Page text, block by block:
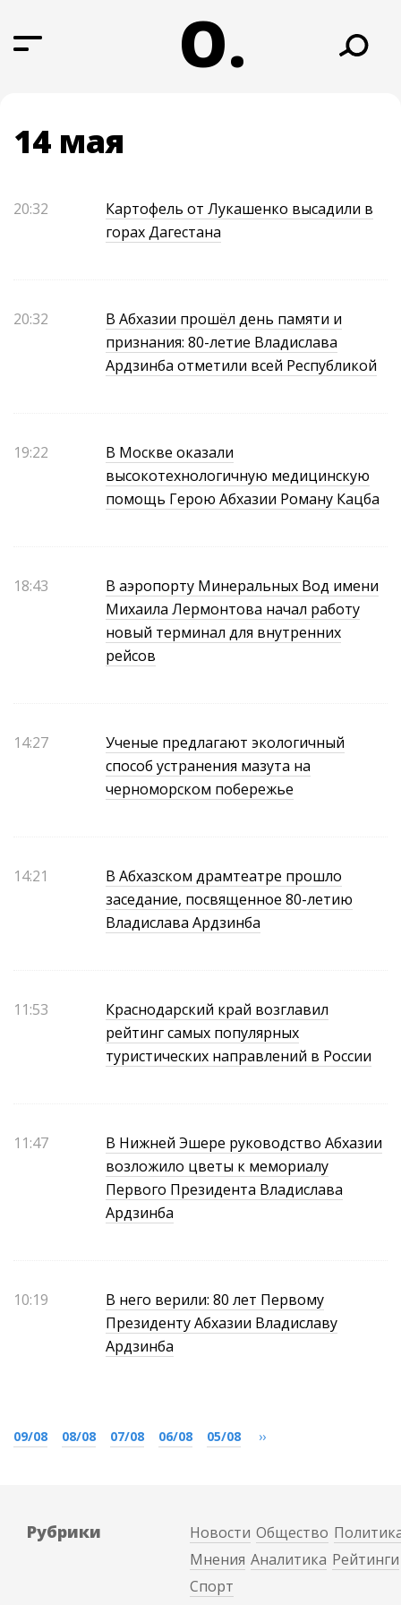
О.
14 мая
20:32
Картофель от Лукашенко высадили в
горах Дагестана
20:32
В Абхазии прошёл день памяти и
признания: 80-летие Владислава
Ардзинба отметили всей Республикой
19:22
В Москве оказали
высокотехнологичную медицинскую
помощь Герою Абхазии Роману Кацба
18:43
В аэропорту Минеральных Вод имени
Михаила Лермонтова начал работу
новый терминал для внутренних
рейсов
14:27
Ученые предлагают экологичный
способ устранения мазута на
черноморском побережье
14:21
В Абхазском драмтеатре прошло
заседание, посвященное 80-летию
Владислава Ардзинба
11:53
Краснодарский край возглавил
рейтинг самых популярных
туристических направлений в России
11:47
В Нижней Эшере руководство Абхазии
возложило цветы к мемориалу
Первого Президента Владислава
Ардзинба
10:19
В него верили: 80 лет Первому
Президенту Абхазии Владиславу
Ардзинба
09/08 08/08 07/08 06/08 05/08 ››
Рубрики Новости Общество
Мнения Аналитика Рейтинги
Спорт